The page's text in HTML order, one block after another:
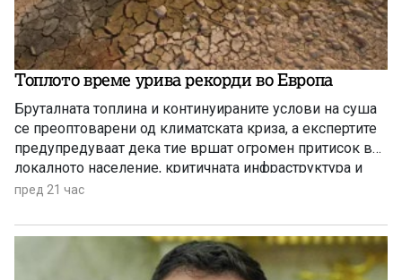
Топлото време урива рекорди во Европа
Бруталната топлина и континуираните услови на суша
се преоптоварени од климатската криза, а експертите
предупредуваат дека тие вршат огромен притисок врз
локалното население, критичната инфраструктура и
дивиот свет низ целиот регион.
пред 21 час